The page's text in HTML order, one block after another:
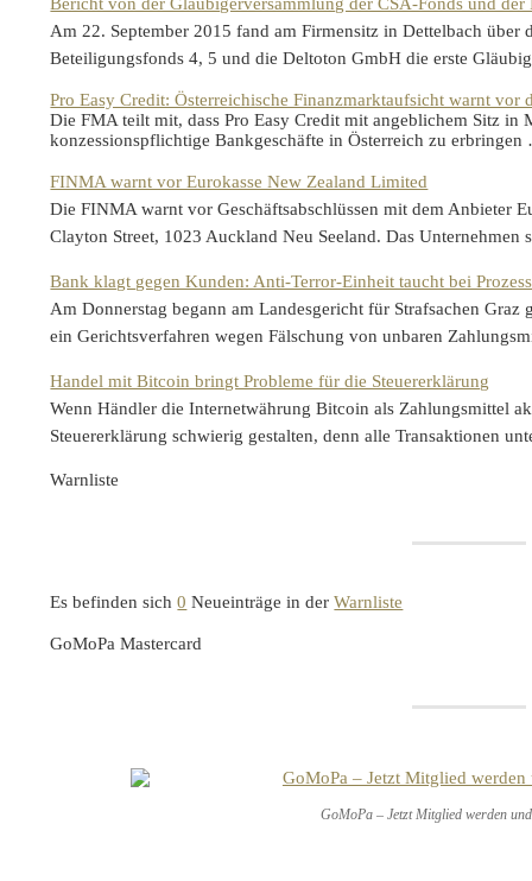
Am 22. September 2015 fand am Firmensitz in Dettelbach
Beteiligungsfonds 4, 5 und die Deltoton GmbH die erste
Pro Easy Credit: Österreichische Finanzmarktaufsicht warnt vor
Die FMA teilt mit, dass Pro Easy Credit mit angeblichem Sitz in
konzessionspflichtige Bankgeschäfte in Österreich zu
FINMA warnt vor Eurokasse New Zealand Limited
Die FINMA warnt vor Geschäftsabschlüssen mit dem Anbieter
Clayton Street, 1023 Auckland Neu Seeland. Das
Bank klagt gegen Kunden: Anti-Terror-Einheit taucht bei
Am Donnerstag begann am Landesgericht für Strafsachen
ein Gerichtsverfahren wegen Fälschung von unbaren
Handel mit Bitcoin bringt Probleme für die Steuererklärung
Wenn Händler die Internetwährung Bitcoin als Zahlungsmittel
Steuererklärung schwierig gestalten, denn alle Transaktionen
Warnliste
Es befinden sich0 Neueinträge in derWarnliste
GoMoPa Mastercard
GoMoPa – Jetzt Mitglied werden